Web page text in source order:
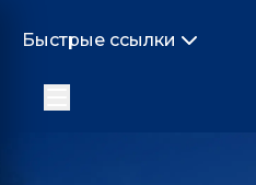
Быстрые ссылки